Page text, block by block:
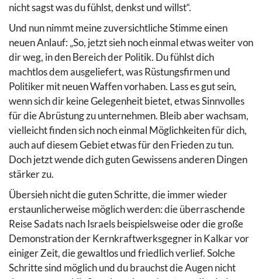
nicht sagst was du fühlst, denkst und willst“.
Und nun nimmt meine zuversichtliche Stimme einen
neuen Anlauf: „So, jetzt sieh noch einmal etwas weiter von
dir weg, in den Bereich der Politik. Du fühlst dich
machtlos dem ausgeliefert, was Rüstungsfirmen und
Politiker mit neuen Waffen vorhaben. Lass es gut sein,
wenn sich dir keine Gelegenheit bietet, etwas Sinnvolles
für die Abrüstung zu unternehmen. Bleib aber wachsam,
vielleicht finden sich noch einmal Möglichkeiten für dich,
auch auf diesem Gebiet etwas für den Frieden zu tun.
Doch jetzt wende dich guten Gewissens anderen Dingen
stärker zu.
Übersieh nicht die guten Schritte, die immer wieder
erstaunlicherweise möglich werden: die überraschende
Reise Sadats nach Israels beispielsweise oder die große
Demonstration der Kernkraftwerksgegner in Kalkar vor
einiger Zeit, die gewaltlos und friedlich verlief. Solche
Schritte sind möglich und du brauchst die Augen nicht